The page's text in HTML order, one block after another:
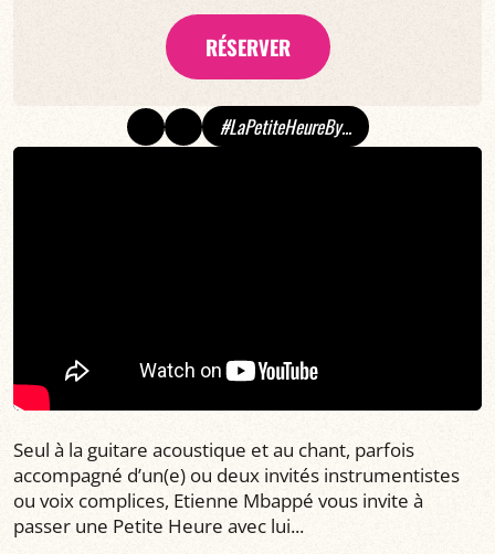
RÉSERVER
#LaPetiteHeureBy...
Seul à la guitare acoustique et au chant, parfois
accompagné d’un(e) ou deux invités instrumentistes
ou voix complices, Etienne Mbappé vous invite à
passer une Petite Heure avec lui...